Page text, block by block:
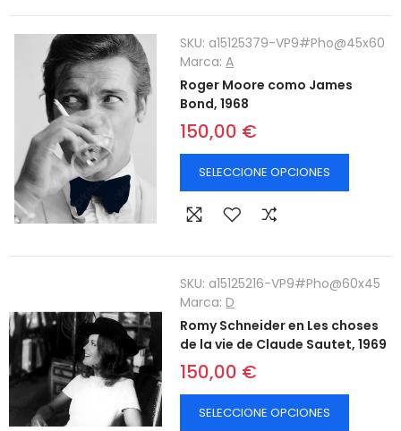
SKU: a15125379-VP9#Pho@45x60
Marca:A
Roger Moore como James
Bond, 1968
150,00 €
SELECCIONE OPCIONES
SKU: a15125216-VP9#Pho@60x45
Marca:D
Romy Schneider en Les choses
de la vie de Claude Sautet, 1969
150,00 €
SELECCIONE OPCIONES